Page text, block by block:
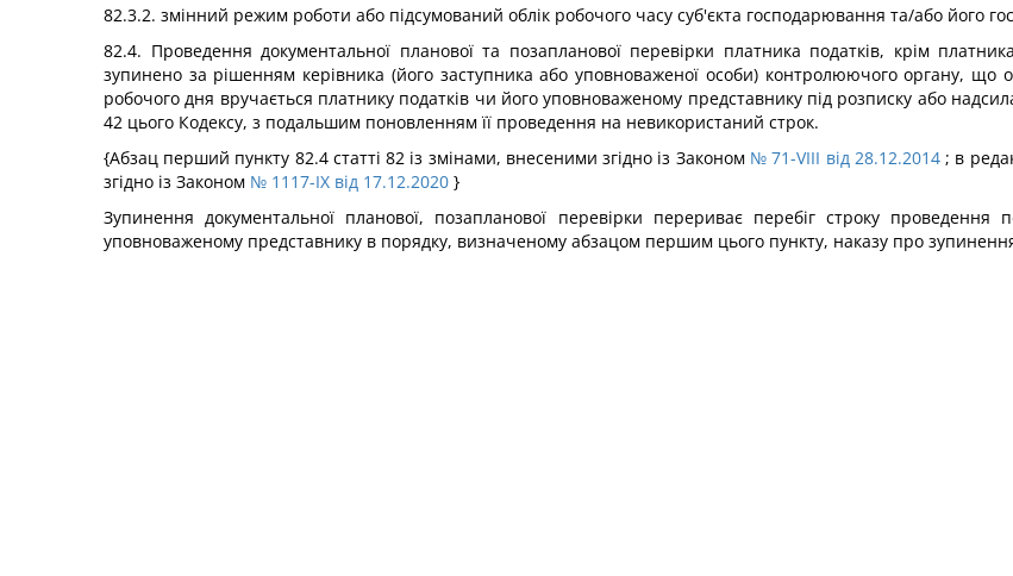
82.3.2. змінний режим роботи або підсумований облік робочого часу суб'єкта господарювання та/або його
82.4. Проведення документальної планової та позапланової перевірки платника податків, крім
зупинено за рішенням керівника (його заступника або уповноваженої особи) контролюючого органу, що
робочого дня вручається платнику податків чи його уповноваженому представнику під розписку або
42 цього Кодексу, з подальшим поновленням її проведення на невикористаний строк.
{Абзац перший пункту 82.4 статті 82 із змінами, внесеними згідно із Законом № 71-VIII від 28.12.2014; в
згідно із Законом № 1117-IX від 17.12.2020 }
Зупинення документальної планової, позапланової перевірки перериває перебіг строку
уповноваженому представнику в порядку, визначеному абзацом першим цього пункту, наказу про